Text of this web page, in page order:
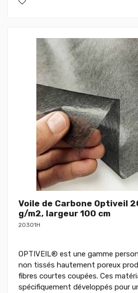
Voile de Carbone Optiveil
g/m2, largeur 100 cm
20301H
OPTIVEIL® est une gamme
non tissés hautement poreux
fibres courtes coupées. Ces
spécifiquement développés pour